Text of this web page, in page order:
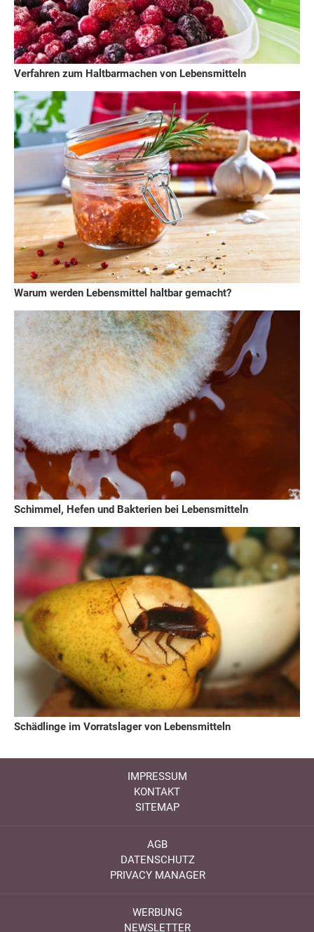
Verfahren zum Haltbarmachen von Lebensmitteln
Warum werden Lebensmittel haltbar gemacht?
Schimmel, Hefen und Bakterien bei Lebensmitteln
Schädlinge im Vorratslager von Lebensmitteln
IMPRESSUM
KONTAKT
SITEMAP
AGB
DATENSCHUTZ
PRIVACY MANAGER
WERBUNG
NEWSLETTER